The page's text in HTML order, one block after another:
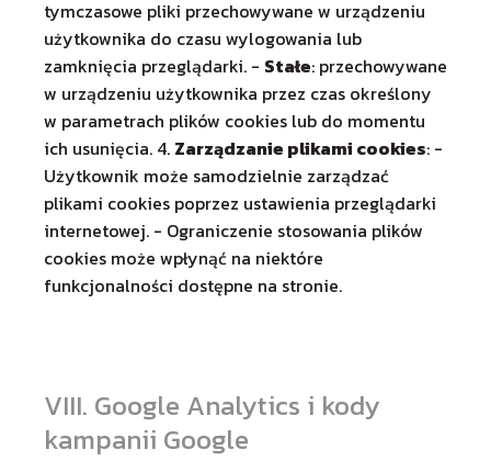
tymczasowe pliki przechowywane w urządzeniu
użytkownika do czasu wylogowania lub
zamknięcia przeglądarki. - Stałe: przechowywane
w urządzeniu użytkownika przez czas określony
w parametrach plików cookies lub do momentu
ich usunięcia. 4. Zarządzanie plikami cookies: -
Użytkownik może samodzielnie zarządzać
plikami cookies poprzez ustawienia przeglądarki
internetowej. - Ograniczenie stosowania plików
cookies może wpłynąć na niektóre
funkcjonalności dostępne na stronie.
VIII. Google Analytics i kody
kampanii Google